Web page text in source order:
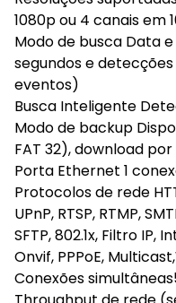
1080p ou 4 canais em
Modo de busca Data
segundos e
eventos)
Busca Inteligente
Modo de backup
FAT 32), download
Porta Ethernet 1
Protocolos de rede
UPnP, RTSP, RTMP,
SFTP, 802.1x, Filtro IP,
Onvif, PPPoE,
Conexões